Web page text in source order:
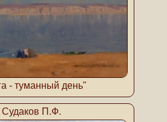
- туманный день"
Судаков П.Ф.